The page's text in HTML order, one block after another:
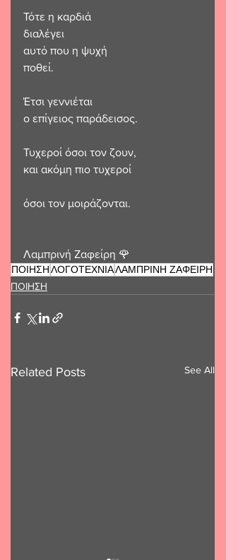
Τότε η καρδιά
διαλέγει
αυτό που η ψυχή
ποθεί.
Έτσι γεννιέται
ο επίγειος παράδεισος.
Τυχεροί όσοι τον ζουν,
και ακόμη πιο τυχεροί
όσοι τον μοιράζονται.
Λαμπρινή Ζαφείρη 🌹
ΠΟΙΗΣΗΛΟΓΟΤΕΧΝΙΑΛΑΜΠΡΙΝΗ ΖΑΦΕΙΡΗ
ΠΟΙΗΣΗ
Related Posts See All